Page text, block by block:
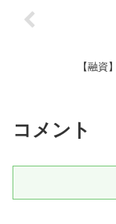
【融資
コメント